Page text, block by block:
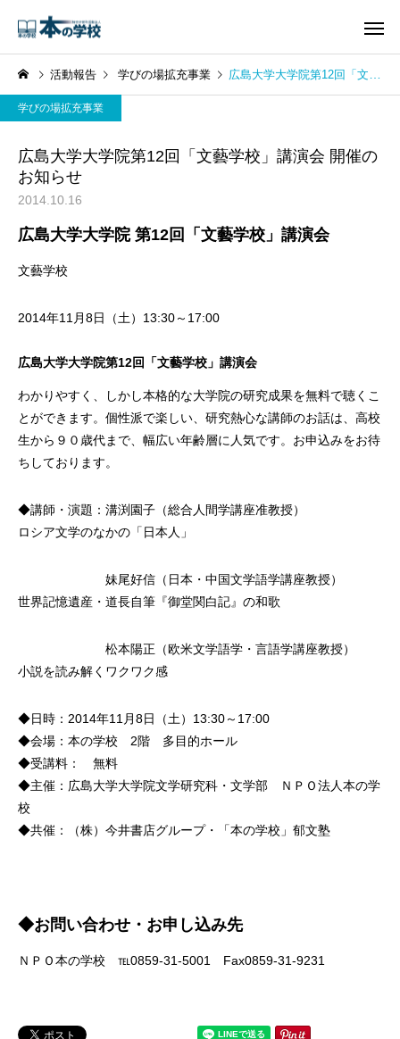
活動報告 学びの場拡充事業 広島大学大学院第12回「文藝学校」講演会 開催のお知らせ
学びの場拡充事業
広島大学大学院第12回「文藝学校」講演会 開催の
お知らせ
2014.10.16
広島大学大学院 第12回「文藝学校」講演会
文藝学校
2014年11月8日（土）13:30～17:00
広島大学大学院第12回「文藝学校」講演会
わかりやすく、しかし本格的な大学院の研究成果を無料で聴くこ
とができます。個性派で楽しい、研究熱心な講師のお話は、高校
生から９０歳代まで、幅広い年齢層に人気です。お申込みをお待
ちしております。
◆講師・演題：溝渕園子（総合人間学講座准教授）
ロシア文学のなかの「日本人」
妹尾好信（日本・中国文学語学講座教授）
世界記憶遺産・道長自筆『御堂関白記』の和歌
松本陽正（欧米文学語学・言語学講座教授）
小説を読み解くワクワク感
◆日時：2014年11月8日（土）13:30～17:00
◆会場：本の学校 2階 多目的ホール
◆受講料： 無料
◆主催：広島大学大学院文学研究科・文学部 ＮＰＯ法人本の学
校
◆共催：（株）今井書店グループ・「本の学校」郁文塾
◆お問い合わせ・お申し込み先
ＮＰＯ本の学校 ℡0859-31-5001 Fax0859-31-9231